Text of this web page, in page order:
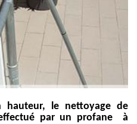
hauteur, le nettoyage de
par un profane à